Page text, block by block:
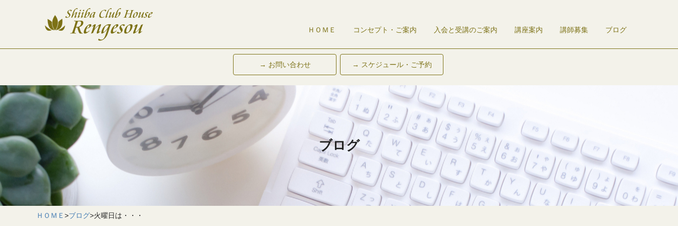
ＨＯＭＥ コンセプト・ご案内 入会と受講のご案内 講座案内 講師募集 ブログ
→ お問い合わせ → スケジュール・ご予約
ブログ
ＨＯＭＥ >ブログ>火曜日は・・・